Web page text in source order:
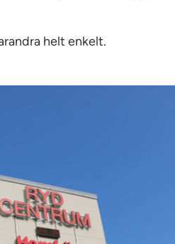
helt enkelt.